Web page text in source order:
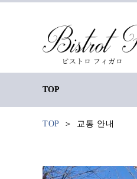
TOP
TOP 교통 안내